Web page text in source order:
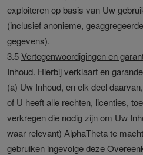
exploiteren op basis van Uw
(inclusief anonieme,
gegevens).
3.5Vertegenwoordigingen en
Inhoud. Hierbij verklaart en
(a) Uw Inhoud, en elk deel
of U heeft alle rechten, licenties,
verkregen die nodig zijn om Uw
waar relevant) AlphaTheta te
gebruiken ingevolge deze